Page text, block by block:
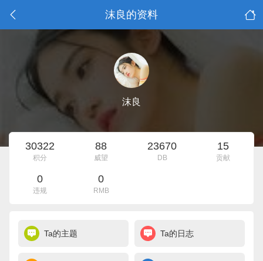
沫良的资料
沫良
30322
积分
88
威望
23670
DB
15
贡献
0
违规
0
RMB
Ta的主题 Ta的日志